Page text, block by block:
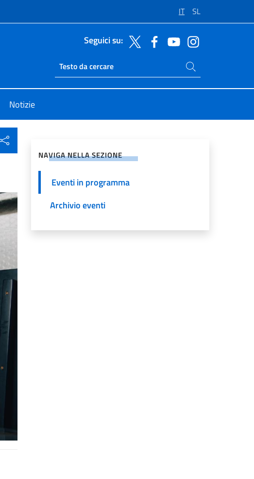
IT SL
Seguici su:
Ricerca sito live
Cerca nel sito
Notizie
NAVIGA NELLA SEZIONE
Eventi in programma
Archivio eventi